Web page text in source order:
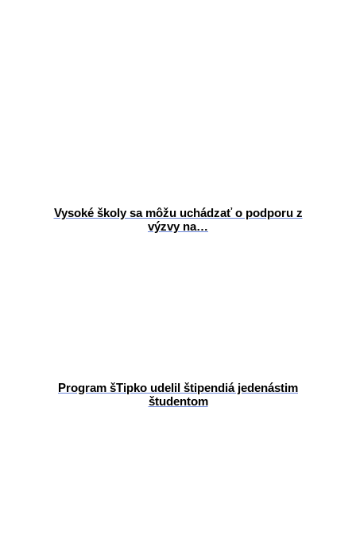
Vysoké školy sa môžu uchádzať o podporu z
výzvy na…
Program šTipko udelil štipendiá jedenástim
študentom